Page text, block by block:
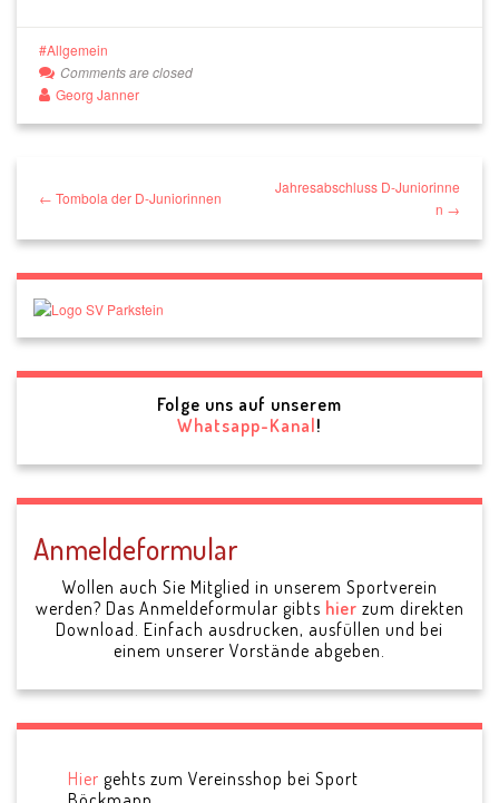
Allgemein
Comments are closed
Georg Janner
← Tombola der D-Juniorinnen
Jahresabschluss D-Juniorinne
n →
Folge uns auf unserem
Whatsapp-Kanal!
Anmeldeformular
Wollen auch Sie Mitglied in unserem Sportverein
werden? Das Anmeldeformular gibts hier zum direkten
Download. Einfach ausdrucken, ausfüllen und bei
einem unserer Vorstände abgeben.
Hier gehts zum Vereinsshop bei Sport